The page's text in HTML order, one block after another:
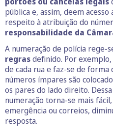
pública e, assim, deem
respeito à atribuição do
responsabilidade da
A numeração de polícia rege-
regrasdefinido. Por
de cada rua e faz-se de forma
números ímpares são
os pares do lado direito.
numeração torna-se mais
emergência ou correios,
resposta.